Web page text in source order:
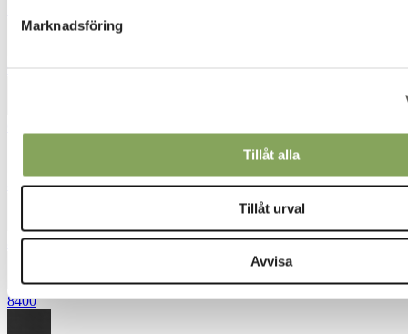
Marknadsföring
Tillåt alla
Tillåt urval
Avvisa
6710
8000
8200
8400